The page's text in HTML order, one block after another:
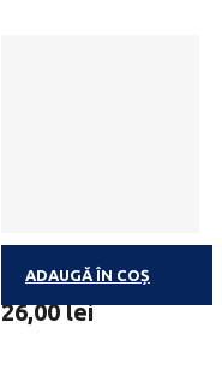
ADAUGĂ ÎN COȘ
26,00lei